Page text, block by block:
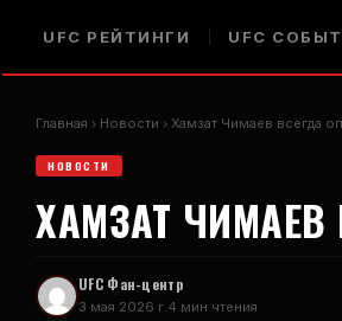
UFC РЕЙТИНГИ UFC
Главная Новости Хамзат Чимаев всегда
НОВОСТИ
ХАМЗАТ ЧИМАЕВ
UFCФан-центр
3 мая 2026 г.4 мин чтения